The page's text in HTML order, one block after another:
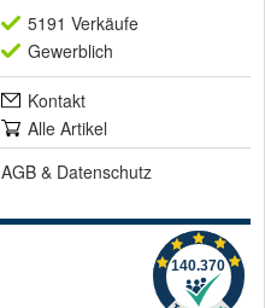
5191 Verkäufe
Gewerblich
Kontakt
Alle Artikel
AGB & Datenschutz